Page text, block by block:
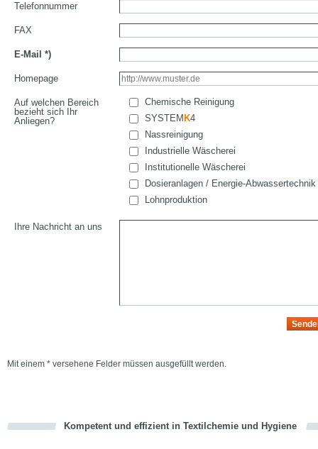
Telefonnummer
FAX
E-Mail *)
Homepage
Auf welchen Bereich
bezieht sich Ihr
Anliegen?
Chemische Reinigung
SYSTEM K4
Nassreinigung
Industrielle Wäscherei
Institutionelle Wäscherei
Dosieranlagen / Energie-Abwassertechnik
Lohnproduktion
Ihre Nachricht an uns
Mit einem * versehene Felder müssen ausgefüllt werden.
Kompetent und effizient in Textilchemie und Hygiene